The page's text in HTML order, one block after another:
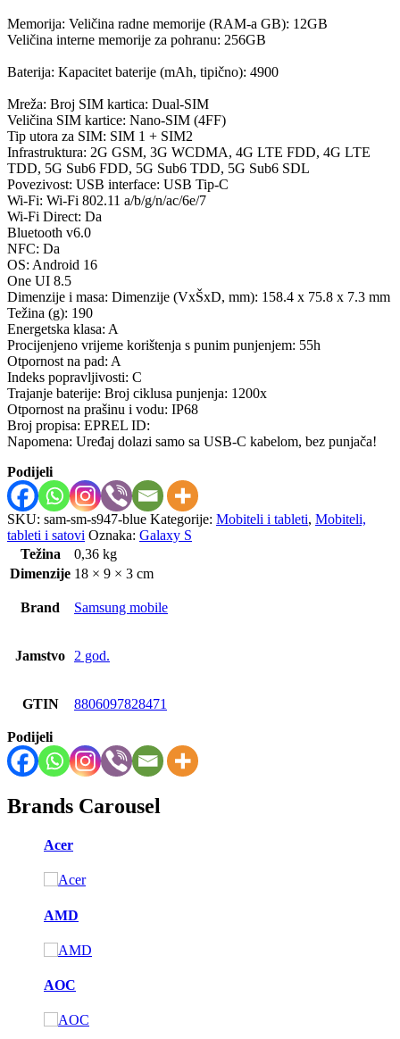
Memorija: Veličina radne memorije (RAM-a GB): 12GB
Veličina interne memorije za pohranu: 256GB
Baterija: Kapacitet baterije (mAh, tipično): 4900
Mreža: Broj SIM kartica: Dual-SIM
Veličina SIM kartice: Nano-SIM (4FF)
Tip utora za SIM: SIM 1 + SIM2
Infrastruktura: 2G GSM, 3G WCDMA, 4G LTE FDD, 4G LTE
TDD, 5G Sub6 FDD, 5G Sub6 TDD, 5G Sub6 SDL
Povezivost: USB interface: USB Tip-C
Wi-Fi: Wi-Fi 802.11 a/b/g/n/ac/6e/7
Wi-Fi Direct: Da
Bluetooth v6.0
NFC: Da
OS: Android 16
One UI 8.5
Dimenzije i masa: Dimenzije (VxŠxD, mm): 158.4 x 75.8 x 7.3 mm
Težina (g): 190
Energetska klasa: A
Procijenjeno vrijeme korištenja s punim punjenjem: 55h
Otpornost na pad: A
Indeks popravljivosti: C
Trajanje baterije: Broj ciklusa punjenja: 1200x
Otpornost na prašinu i vodu: IP68
Broj propisa: EPREL ID:
Napomena: Uređaj dolazi samo sa USB-C kabelom, bez punjača!
Podijeli
SKU: sam-sm-s947-blue Kategorije: Mobiteli i tableti, Mobiteli,
tableti i satovi Oznaka: Galaxy S
Težina
0,36 kg
Dimenzije 18 × 9 × 3 cm
Brand Samsung mobile
Jamstvo 2 god.
GTIN 8806097828471
Podijeli
Brands Carousel
Acer
AMD
AOC